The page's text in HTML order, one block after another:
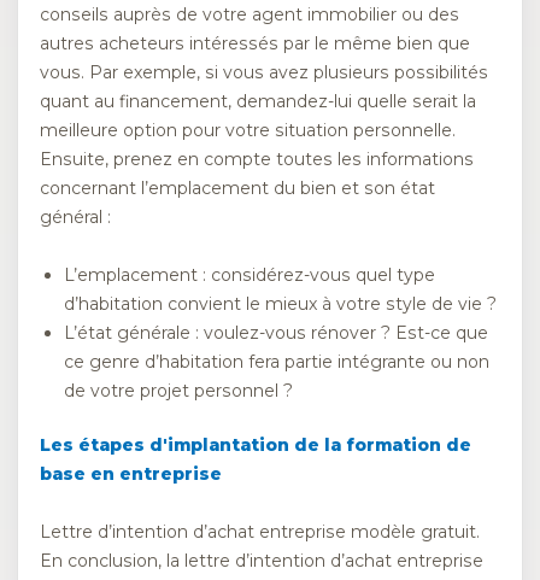
conseils auprès de votre agent immobilier ou des
autres acheteurs intéressés par le même bien que
vous. Par exemple, si vous avez plusieurs possibilités
quant au financement, demandez-lui quelle serait la
meilleure option pour votre situation personnelle.
Ensuite, prenez en compte toutes les informations
concernant l’emplacement du bien et son état
général :
L’emplacement : considérez-vous quel type
d’habitation convient le mieux à votre style de vie ?
L’état générale : voulez-vous rénover ? Est-ce que
ce genre d’habitation fera partie intégrante ou non
de votre projet personnel ?
Les étapes d'implantation de la formation de
base en entreprise
Lettre d’intention d’achat entreprise modèle gratuit.
En conclusion, la lettre d’intention d’achat entreprise